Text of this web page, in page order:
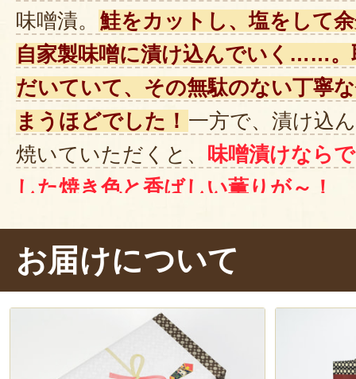
味噌漬。 鮭をカットし、塩をして
自家製味噌に漬け込んでいく……。
だいていて、その無駄のない丁寧
まうほどでした！ 一方で、漬け込
焼いていただくと、
味噌漬けなら
した焼き色と香ばしい薫りが～！
お言葉に甘えて一口……。「ん～！
い！！」「やわらかな鮭の食感と
がります！」これは、ご飯にもお
う！これぞ、上品な割烹の味
です
お届けについて